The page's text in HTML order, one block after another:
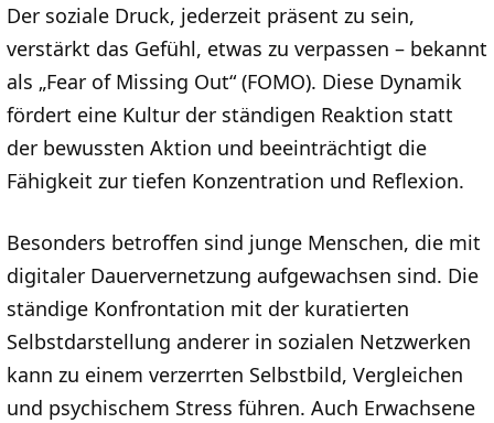
Der soziale Druck, jederzeit präsent zu sein,
verstärkt das Gefühl, etwas zu verpassen – bekannt
als „Fear of Missing Out“ (FOMO). Diese Dynamik
fördert eine Kultur der ständigen Reaktion statt
der bewussten Aktion und beeinträchtigt die
Fähigkeit zur tiefen Konzentration und Reflexion.
Besonders betroffen sind junge Menschen, die mit
digitaler Dauervernetzung aufgewachsen sind. Die
ständige Konfrontation mit der kuratierten
Selbstdarstellung anderer in sozialen Netzwerken
kann zu einem verzerrten Selbstbild, Vergleichen
und psychischem Stress führen. Auch Erwachsene